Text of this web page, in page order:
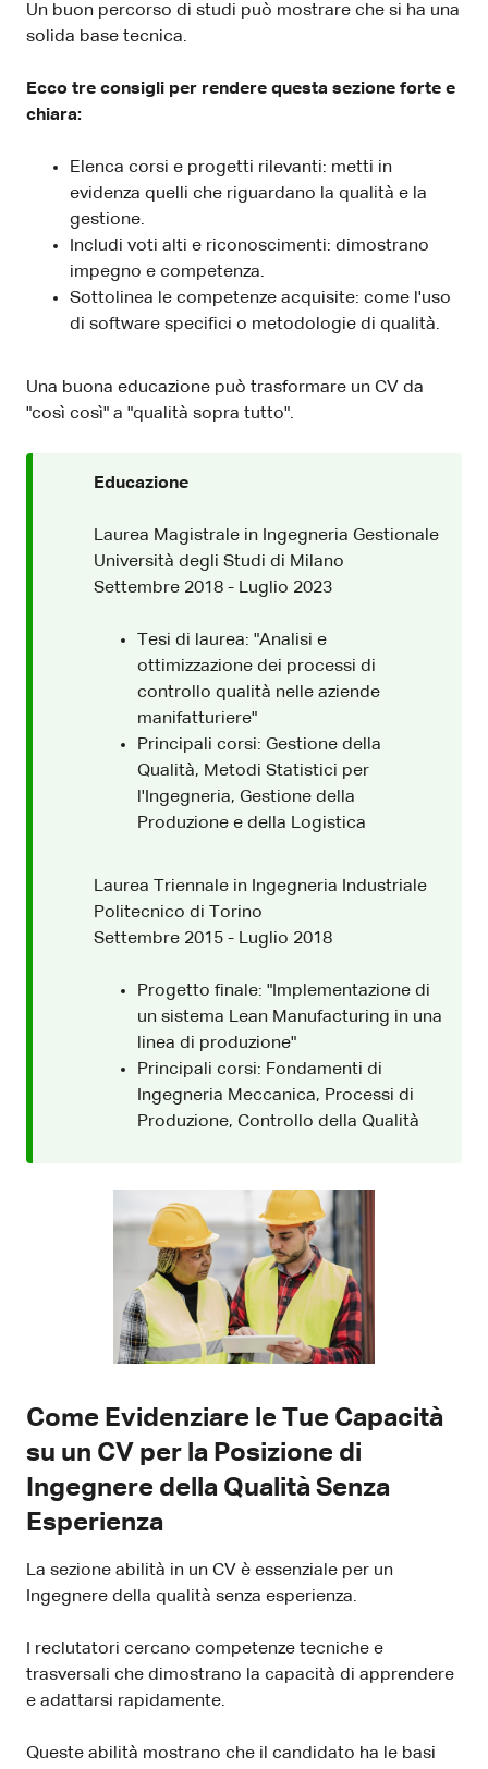
Un buon percorso di studi può mostrare che si ha una
solida base tecnica.
Ecco tre consigli per rendere questa sezione forte e
chiara:
Elenca corsi e progetti rilevanti: metti in
evidenza quelli che riguardano la qualità e la
gestione.
Includi voti alti e riconoscimenti: dimostrano
impegno e competenza.
Sottolinea le competenze acquisite: come l'uso
di software specifici o metodologie di qualità.
Una buona educazione può trasformare un CV da
"così così" a "qualità sopra tutto".
Educazione
Laurea Magistrale in Ingegneria Gestionale
Università degli Studi di Milano
Settembre 2018 - Luglio 2023
Tesi di laurea: "Analisi e
ottimizzazione dei processi di
controllo qualità nelle aziende
manifatturiere"
Principali corsi: Gestione della
Qualità, Metodi Statistici per
l'Ingegneria, Gestione della
Produzione e della Logistica
Laurea Triennale in Ingegneria Industriale
Politecnico di Torino
Settembre 2015 - Luglio 2018
Progetto finale: "Implementazione di
un sistema Lean Manufacturing in una
linea di produzione"
Principali corsi: Fondamenti di
Ingegneria Meccanica, Processi di
Produzione, Controllo della Qualità
Come Evidenziare le Tue Capacità
su un CV per la Posizione di
Ingegnere della Qualità Senza
Esperienza
La sezione abilità in un CV è essenziale per un
Ingegnere della qualità senza esperienza.
I reclutatori cercano competenze tecniche e
trasversali che dimostrano la capacità di apprendere
e adattarsi rapidamente.
Queste abilità mostrano che il candidato ha le basi